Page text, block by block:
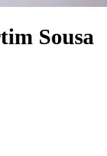
Sousa